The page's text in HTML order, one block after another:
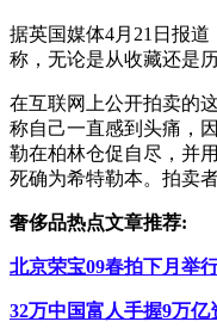
据英国媒体4月21日报
称，无论是从收藏还是
在互联网上公开拍卖的
称自己一直感到头痛，
勒在柏林仓促自尽，并
死确为希特勒本。拍卖
奢侈品热点文章推荐:
北京荣宝09春拍下月举
32万中国富人手握9万亿